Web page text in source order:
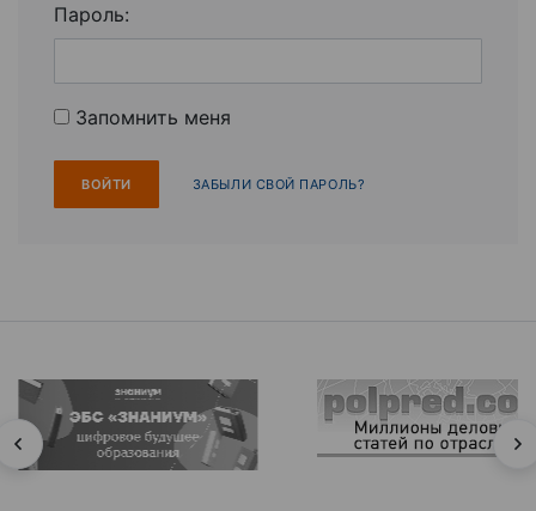
Пароль:
Запомнить меня
ЗАБЫЛИ СВОЙ ПАРОЛЬ?